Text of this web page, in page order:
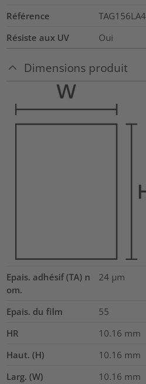
Référence
TAG156LA4
Résiste aux UV
Oui
Dimensions produit
Epais. adhésif (TA) n
om.
24 µm
Epais. du film
55
HR
10.16 mm
Haut. (H)
10.16 mm
Larg. (W)
10.16 mm